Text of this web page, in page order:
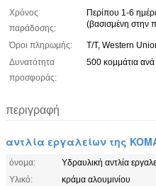
Χρόνος
παράδοσης:
Περίπου 1-6
(βασισμένη στην
Όροι πληρωμής:
T/T, Western
Δυνατότητα
προσφοράς:
500 κομμάτια
περιγραφή
αντλία εργαλείων της
όνομα:
Υδραυλική αντλία
Υλικό:
κράμα αλουμινίου